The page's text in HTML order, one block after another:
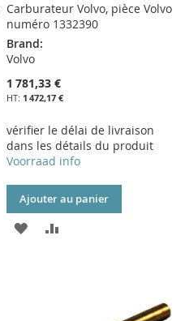
Carburateur Volvo, pièce Volvo
numéro 1332390
Brand:
Volvo
1 781,33 €
1 472,17 €
vérifier le délai de livraison
dans les détails du produit
Voorraad info
Ajouter au panier
AJOUTER